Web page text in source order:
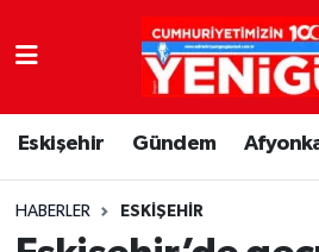
Eskişehir Gündem
HABERLER ESKIŞEHIR
Nöbetçi Eczaneler
Hava Durumu
Trafik Durumu